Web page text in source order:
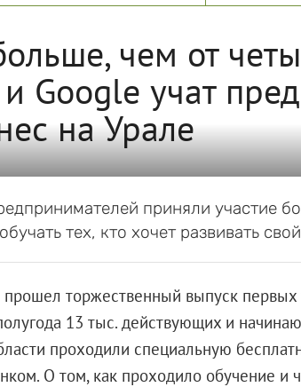
чем от
Google учат
на Урале
приняли участие
тех, кто хочет развивать
прошел торжественный выпуск первых
13 тыс. действующих и
проходили специальную
О том, как проходило обучение и